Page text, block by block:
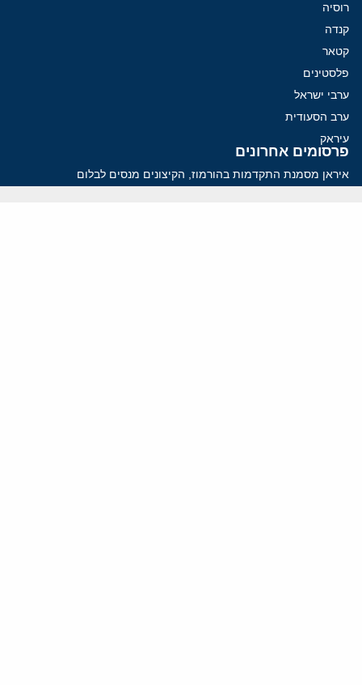
רוסיה
קנדה
קטאר
פלסטינים
ערבי ישראל
ערב הסעודית
עיראק
פרסומים אחרונים
איראן מסמנת התקדמות בהורמוז, הקיצונים מנסים לבלום